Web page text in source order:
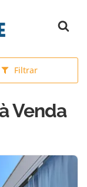
Filtrar
Venda